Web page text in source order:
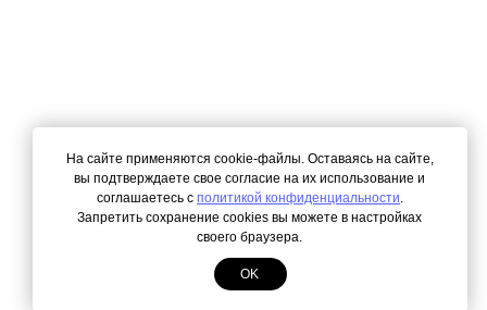
На сайте применяются cookie-файлы. Оставаясь на сайте,
вы подтверждаете свое согласие на их использование и
соглашаетесь с политикой конфиденциальности.
Запретить сохранение cookies вы можете в настройках
своего браузера.
OK